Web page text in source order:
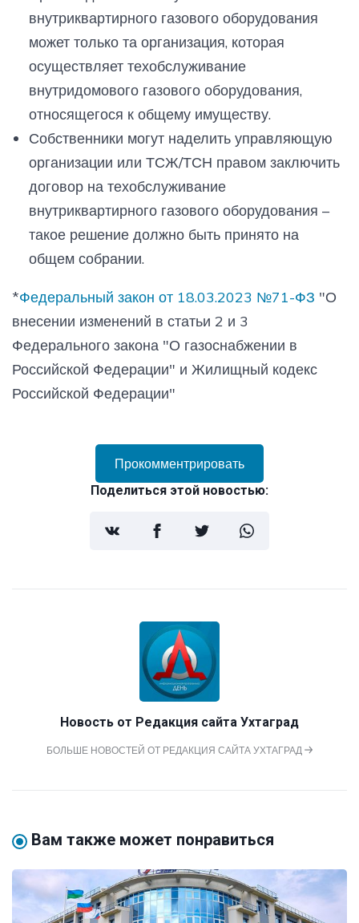
внутриквартирного газового оборудования
может только та организация, которая
осуществляет техобслуживание
внутридомового газового оборудования,
относящегося к общему имуществу.
Собственники могут наделить управляющую
организации или ТСЖ/ТСН правом заключить
договор на техобслуживание
внутриквартирного газового оборудования –
такое решение должно быть принято на
общем собрании.
*Федеральный закон от 18.03.2023 №71-ФЗ "О
внесении изменений в статьи 2 и 3
Федерального закона "О газоснабжении в
Российской Федерации" и Жилищный кодекс
Российской Федерации"
Прокомментрировать
Поделиться этой новостью:
Новость от Редакция сайта Ухтаград
БОЛЬШЕ НОВОСТЕЙ ОТ РЕДАКЦИЯ САЙТА УХТАГРАД
Вам также может понравиться